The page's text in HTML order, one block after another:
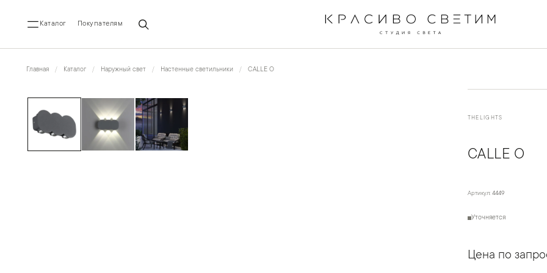
Каталог Покупателям
Главная Каталог Наружный свет Настенные светильники CALLE O
THELIGHTS
CALLE O
Артикул: 4449
Уточняется
Цена по